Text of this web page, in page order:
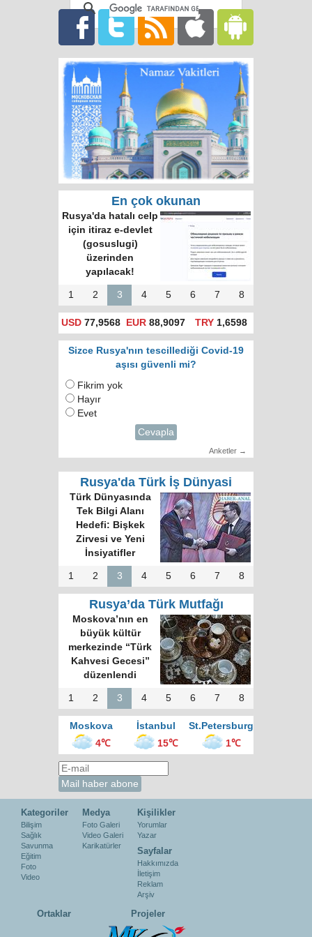
En çok okunan
Rusya'da hatalı celp
için itiraz e-devlet
(gosuslugi)
üzerinden
yapılacak!
1 2 3 4 5 6 7 8
USD 77,9568 EUR 88,9097 TRY1,6598
Sizce Rusya'nın tescillediği Covid-19
aşısı güvenli mi?
Fikrim yok
Hayır
Evet
Cevapla
Anketler →
Rusya'da Türk İş Dünyasi
Türk Dünyasında
Tek Bilgi Alanı
Hedefi: Bişkek
Zirvesi ve Yeni
İnsiyatifler
1 2 3 4 5 6 7 8
Rusya’da Türk Mutfağı
Moskova’nın en
büyük kültür
merkezinde “Türk
Kahvesi Gecesi”
düzenlendi
1 2 3 4 5 6 7 8
Moskova İstanbul
St.Petersburg
4℃
15℃ 1℃
Kategoriler
Bilişim
Sağlık
Savunma
Eğitim
Foto
Video
Medya
Foto Galeri
Video Galeri
Karikatürler
Kişilikler
Yorumlar
Yazar
Sayfalar
Hakkımızda
İletişim
Reklam
Arşiv
Ortaklar Projeler